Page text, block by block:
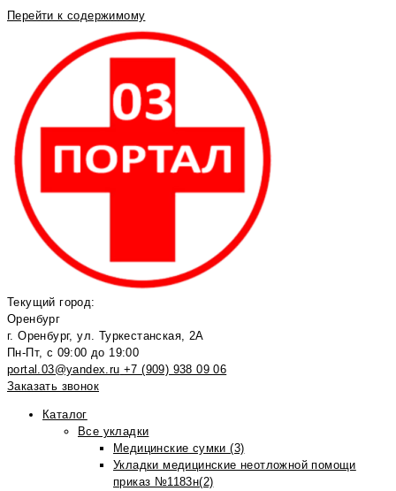
Перейти к содержимому
Текущий город:
Оренбург
г. Оренбург, ул. Туркестанская, 2А
Пн-Пт, с 09:00 до 19:00
portal.03@yandex.ru +7 (909) 938 09 06
Заказать звонок
Каталог
Все укладки
Медицинские сумки (3)
Укладки медицинские неотложной помощи
приказ №1183н(2)